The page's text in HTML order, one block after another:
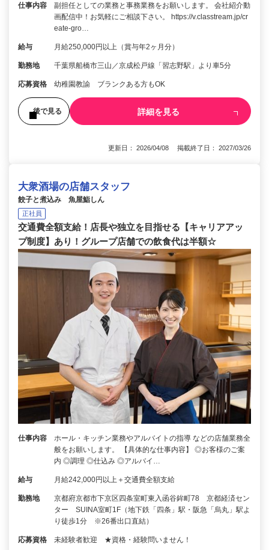
仕事内容
副担任としての業務と事務業務をお願いします。 会社紹介動
画配信中！お気軽にご相談下さい。 https://v.classtream.jp/cr
eate-gro…
給与 月給250,000円以上（賞与年2ヶ月分）
勤務地 千葉県船橋市三山／京成松戸線「習志野駅」より車5分
応募資格 幼稚園教諭 ブランクある方もOK
後で見る 詳細を見る
更新日： 2026/04/08 掲載終了日： 2027/03/26
大衆酒場の店舗スタッフ
餃子と煮込み 魚屋鮨しん
正社員
交通費全額支給！店長や独立を目指せる【キャリアアッ
プ制度】あり！グループ店舗での飲食代は半額☆
仕事内容
ホール・キッチン業務やアルバイトの指導 などの店舗業務全
般をお願いします。 【具体的な仕事内容】 ◎お客様のご案
内 ◎調理 ◎仕込み ◎アルバイ…
給与 月給242,000円以上＋交通費全額支給
勤務地
京都府京都市下京区四条室町東入函谷鉾町78 京都経済セン
ター SUINA室町1F（地下鉄「四条」駅・阪急「烏丸」駅よ
り徒歩1分 ※26番出口直結）
応募資格 未経験者歓迎 ★資格・経験問いません！